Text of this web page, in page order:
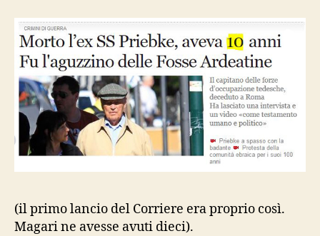
(il primo lancio del Corriere era proprio così.
Magari ne avesse avuti dieci).